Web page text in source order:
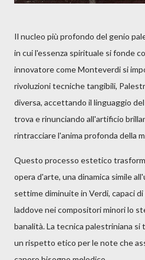
Il nucleo più profondo del genio
in cui l'essenza spirituale si fonde
innovatore come Monteverdi si
rivoluzioni tecniche tangibili,
diversa, accettando il linguaggio
trova e rinunciando all'artificio
rintracciare l'anima profonda della
Questo processo estetico
opera d'arte, una dinamica simile
settime diminuite in Verdi, capaci
laddove nei compositori minori lo
banalità. La tecnica palestriniana si
un rispetto etico per le note che